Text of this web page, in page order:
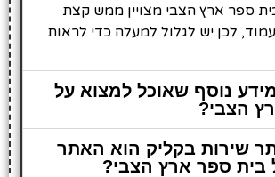
ספר ארץ הצבי מצויין ממש קצת
לכן יש לגלול למעלה כדי לראות
נוסף שאוכל למצוא על
הצבי?
שירות בקליק הוא האתר
בית ספר ארץ הצבי?